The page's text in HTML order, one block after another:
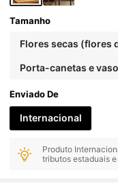
Tamanho
Flores secas (flores
Porta-canetas e
Enviado De
Internacional
Produto
tributos estaduais